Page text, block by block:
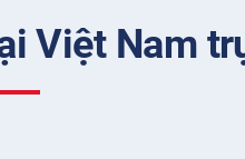
Việt Nam